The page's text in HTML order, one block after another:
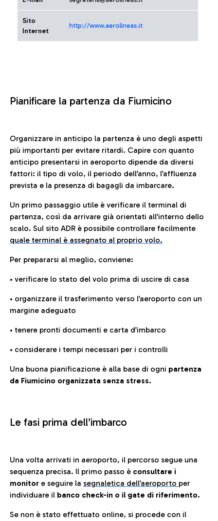
Sito
Internet
http://www.aerolineas.it
Pianificare la partenza da Fiumicino
Organizzare in anticipo la partenza è uno degli aspetti
più importanti per evitare ritardi. Capire con quanto
anticipo presentarsi in aeroporto dipende da diversi
fattori: il tipo di volo, il periodo dell’anno, l’affluenza
prevista e la presenza di bagagli da imbarcare.
Un primo passaggio utile è verificare il terminal di
partenza, così da arrivare già orientati all’interno dello
scalo. Sul sito ADR è possibile controllare facilmente
quale terminal è assegnato al proprio volo.
Per prepararsi al meglio, conviene:
• verificare lo stato del volo prima di uscire di casa
• organizzare il trasferimento verso l’aeroporto con un
margine adeguato
• tenere pronti documenti e carta d’imbarco
• considerare i tempi necessari per i controlli
Una buona pianificazione è alla base di ogni partenza
da Fiumicino organizzata senza stress.
Le fasi prima dell’imbarco
Una volta arrivati in aeroporto, il percorso segue una
sequenza precisa. Il primo passo è consultare i
monitor e seguire la segnaletica dell’aeroporto per
individuare il banco check-in o il gate di riferimento.
Se non è stato effettuato online, si procede con il